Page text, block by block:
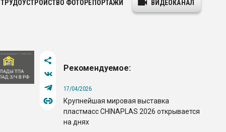
ТРУДОУСТРОЙСТВО ФОТОРЕПОРТАЖИ ВИДЕОКАНАЛ
Рекомендуемое:
17/04/2026
Крупнейшая мировая выставка
пластмасс CHINAPLAS 2026 открывается
на днях